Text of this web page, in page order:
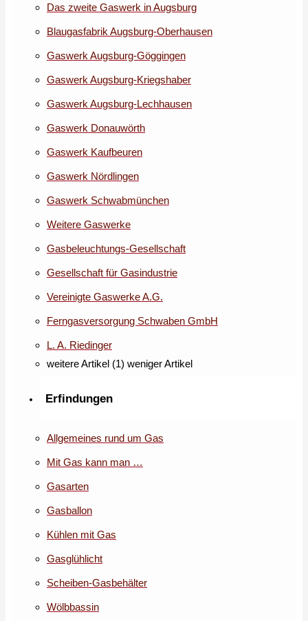
Das zweite Gaswerk in Augsburg
Blaugasfabrik Augsburg-Oberhausen
Gaswerk Augsburg-Göggingen
Gaswerk Augsburg-Kriegshaber
Gaswerk Augsburg-Lechhausen
Gaswerk Donauwörth
Gaswerk Kaufbeuren
Gaswerk Nördlingen
Gaswerk Schwabmünchen
Weitere Gaswerke
Gasbeleuchtungs-Gesellschaft
Gesellschaft für Gasindustrie
Vereinigte Gaswerke A.G.
Ferngasversorgung Schwaben GmbH
L. A. Riedinger
weitere Artikel (1) weniger Artikel
Erfindungen
Allgemeines rund um Gas
Mit Gas kann man …
Gasarten
Gasballon
Kühlen mit Gas
Gasglühlicht
Scheiben-Gasbehälter
Wölbbassin